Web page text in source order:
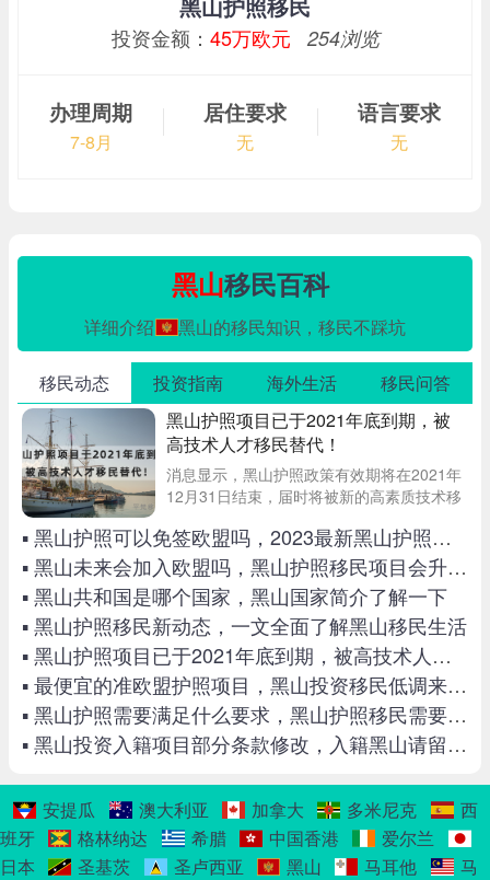
投资金额： 45万欧元 254浏览
办理周期
7-8月
居住要求
无
语言要求
无
黑山移民百科
详细介绍 黑山的移民知识，移民不踩坑
移民动态 投资指南 海外生活
移民问答
黑山护照项目已于2021年底到期，被
高技术人才移民替代！
消息显示，黑山护照政策有效期将在2021年
12月31日结束，届时将被新的高素质技术移
月起生效，仅仅运行了三年时间就宣告终
结，2021年将是最后一年，之后该计划
▪ 黑山护照可以免签欧盟吗，2023最新黑山护照免签国家一览！
▪ 黑山未来会加入欧盟吗，黑山护照移民项目会升级吗
▪ 黑山共和国是哪个国家，黑山国家简介了解一下
▪ 黑山护照移民新动态，一文全面了解黑山移民生活
▪ 黑山护照项目已于2021年底到期，被高技术人才移民替代！
▪ 最便宜的准欧盟护照项目，黑山投资移民低调来袭！
▪ 黑山护照需要满足什么要求，黑山护照移民需要体检吗
▪ 黑山投资入籍项目部分条款修改，入籍黑山请留意最新政策
安提瓜 澳大利亚 加拿大 多米尼克
西
班牙
格林纳达 希腊 中国香港
爱尔兰
日本
圣基茨 圣卢西亚 黑山 马耳他 马